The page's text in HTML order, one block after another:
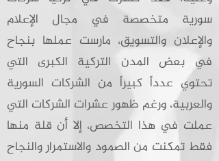
سورية متخصصة في مجال الإعلام
والإعلان والتسويق، مارست عملها بنجاح
في بعض المدن التركية الكبرى التي
تحتوي عدداً كبيراً من الشركات السورية
والعربية، ورغم ظهور عشرات الشركات التي
عملت في هذا التخصص، إلا أن قلة منها
فقط تمكنت من الصمود والاستمرار والنجاح